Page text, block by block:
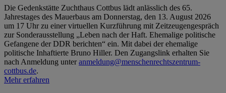
Die Gedenkstätte Zuchthaus Cottbus lädt anlässlich des 65.
Jahrestages des Mauerbaus am Donnerstag, den 13. August 2026
um 17 Uhr zu einer virtuellen Kurzführung mit Zeitzeugengespräch
zur Sonderausstellung „Leben nach der Haft. Ehemalige politische
Gefangene der DDR berichten“ ein. Mit dabei der ehemalige
politische Inhaftierte Bruno Hiller. Den Zugangslink erhalten Sie
nach Anmeldung unteranmeldung@menschenrechtszentrum-
cottbus.de.
Mehr erfahren